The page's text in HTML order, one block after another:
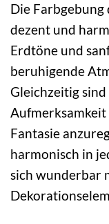
Die
dezent und
Erdtöne und
beruhigende
Gleichzeitig
Fantasie
harmonisch in
sich wunderbar